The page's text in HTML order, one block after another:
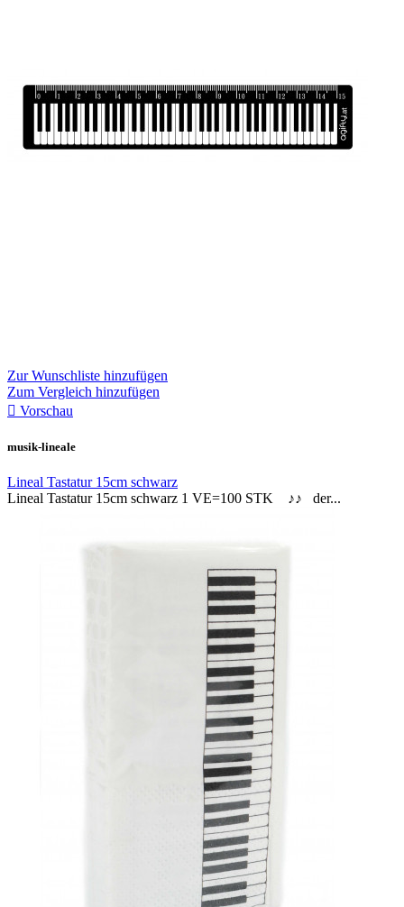
Zur Wunschliste hinzufügen
Zum Vergleich hinzufügen
 Vorschau
musik-lineale
Lineal Tastatur 15cm schwarz
Lineal Tastatur 15cm schwarz 1 VE=100 STK ♪♪ der...